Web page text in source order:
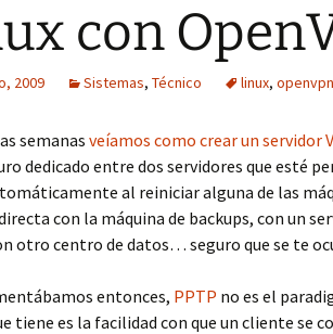
con
2009 Sistemas, Técnico linux, openvpn
semanas veíamos como crear un servidor
dedicado entre dos servidores que esté
al reiniciar alguna de las
con la máquina de backups, con un
otro centro de datos… seguro que se te
entonces, PPTP no es el
tiene es la facilidad con que un cliente se